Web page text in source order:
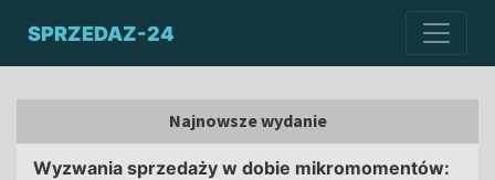
SPRZEDAZ-24
Najnowsze wydanie
Wyzwania sprzedaży w dobie mikromomentów: